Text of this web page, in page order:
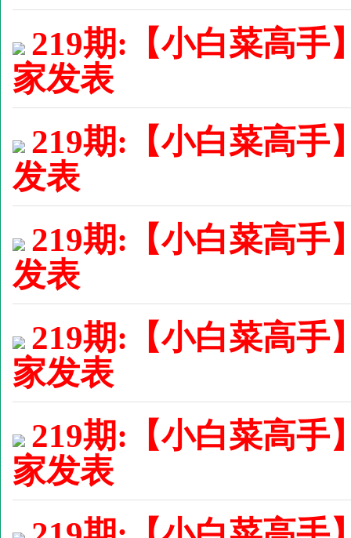
219期:【小白菜高
家发表
219期:【小白菜高手
发表
219期:【小白菜高手
发表
219期:【小白菜高
家发表
219期:【小白菜高手
家发表